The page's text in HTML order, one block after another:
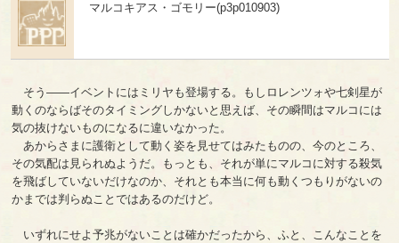
マルコキアス・ゴモリー(p3p010903)
そう――イベントにはミリヤも登場する。もしロレンツォや七剣星が
動くのならばそのタイミングしかないと思えば、その瞬間はマルコには
気の抜けないものになるに違いなかった。
あからさまに護衛として動く姿を見せてはみたものの、今のところ、
その気配は見られぬようだ。もっとも、それが単にマルコに対する殺気
を飛ばしていないだけなのか、それとも本当に何も動くつもりがないの
かまでは判らぬことではあるのだけど。
いずれにせよ予兆がないことは確かだったから、ふと、こんなことを